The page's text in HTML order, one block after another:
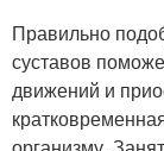
Правильно
суставов
движений и